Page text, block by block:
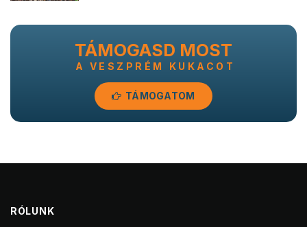
TÁMOGASD MOST
A VESZPRÉM KUKACOT
TÁMOGATOM
RÓLUNK